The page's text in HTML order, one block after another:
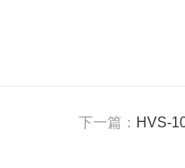
下一篇： HVS-